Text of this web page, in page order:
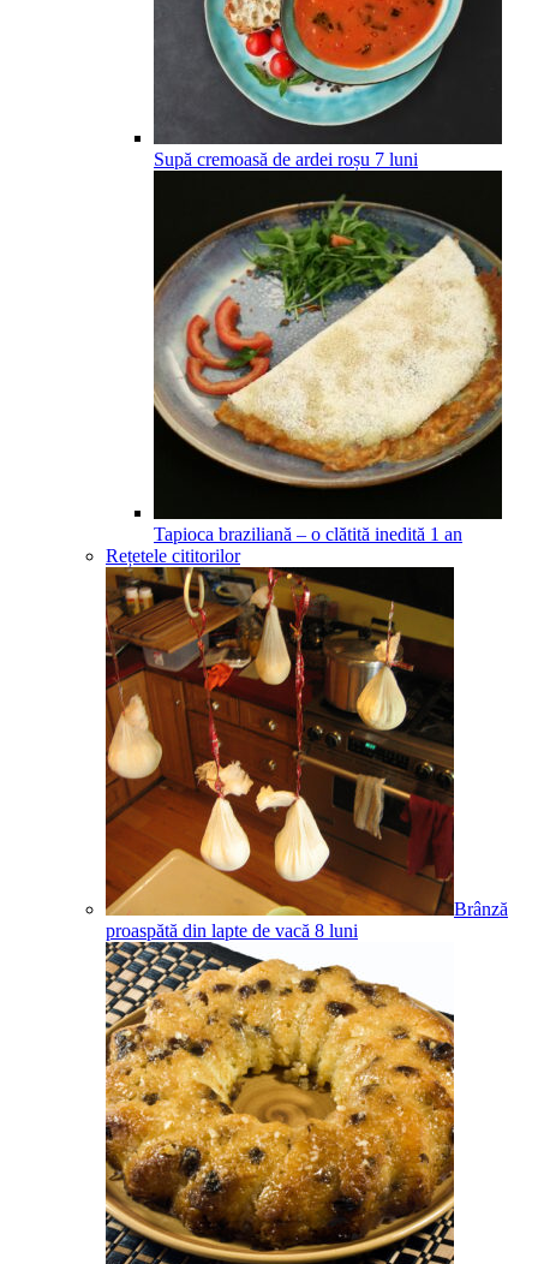
Supă cremoasă de ardei roșu 7 luni
Tapioca braziliană – o clătită inedită 1 an
Rețetele cititorilor
Brânză
proaspătă din lapte de vacă 8 luni